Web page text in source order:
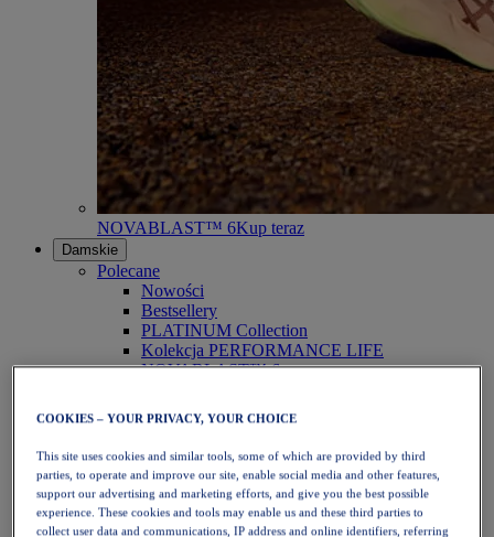
NOVABLAST™ 6Kup teraz
Damskie
Polecane
Nowości
Bestsellery
PLATINUM Collection
Kolekcja PERFORMANCE LIFE
NOVABLAST™ 6
Bieganie
Bieganie w terenie
Tenis
Siatkówka
Piłka ręczna
Padel
Netball
COOKIES – YOUR PRIVACY, YOUR CHOICE
This site uses cookies and similar tools, some of which are provided by third
parties, to operate and improve our site, enable social media and other features,
support our advertising and marketing efforts, and give you the best possible
experience. These cookies and tools may enable us and these third parties to
collect user data and communications, IP address and online identifiers, referring